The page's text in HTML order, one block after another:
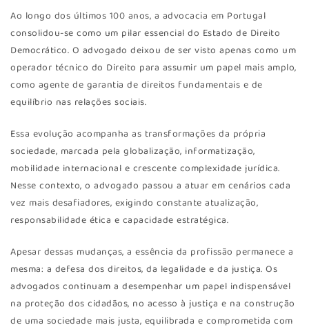
Ao longo dos últimos 100 anos, a advocacia em Portugal
consolidou-se como um pilar essencial do Estado de Direito
Democrático. O advogado deixou de ser visto apenas como um
operador técnico do Direito para assumir um papel mais amplo,
como agente de garantia de direitos fundamentais e de
equilíbrio nas relações sociais.
Essa evolução acompanha as transformações da própria
sociedade, marcada pela globalização, informatização,
mobilidade internacional e crescente complexidade jurídica.
Nesse contexto, o advogado passou a atuar em cenários cada
vez mais desafiadores, exigindo constante atualização,
responsabilidade ética e capacidade estratégica.
Apesar dessas mudanças, a essência da profissão permanece a
mesma: a defesa dos direitos, da legalidade e da justiça. Os
advogados continuam a desempenhar um papel indispensável
na proteção dos cidadãos, no acesso à justiça e na construção
de uma sociedade mais justa, equilibrada e comprometida com